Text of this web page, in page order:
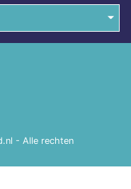
- Alle rechten